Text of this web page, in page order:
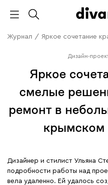
Журнал / Яркое сочетание
Дизайн-
Яркое
смелые
ремонт в
крымском
Дизайнер и стилист Ульяна
подробности работы над
вела удаленно. Ей удалось